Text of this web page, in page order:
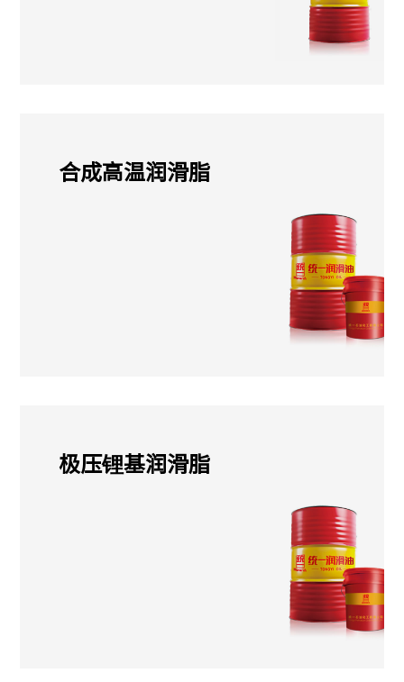
合成高温润滑脂
极压锂基润滑脂